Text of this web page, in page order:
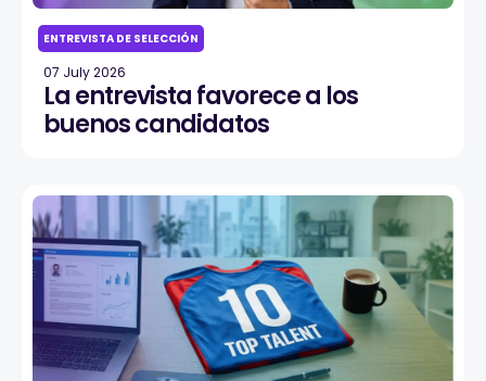
ENTREVISTA DE SELECCIÓN
07 July 2026
La entrevista favorece a los
buenos candidatos